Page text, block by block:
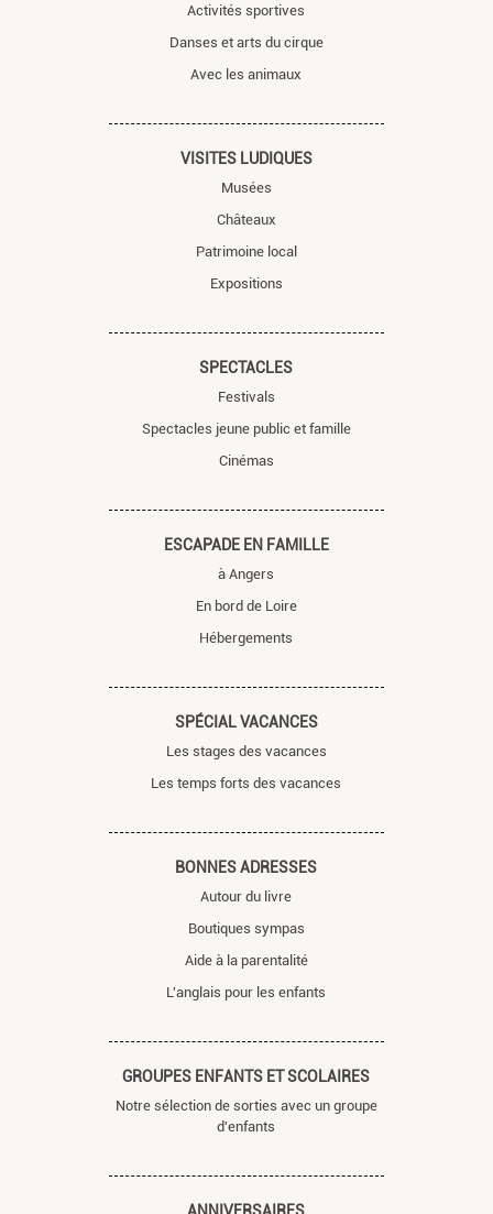
Activités sportives
Danses et arts du cirque
Avec les animaux
VISITES LUDIQUES
Musées
Châteaux
Patrimoine local
Expositions
SPECTACLES
Festivals
Spectacles jeune public et famille
Cinémas
ESCAPADE EN FAMILLE
à Angers
En bord de Loire
Hébergements
SPÉCIAL VACANCES
Les stages des vacances
Les temps forts des vacances
BONNES ADRESSES
Autour du livre
Boutiques sympas
Aide à la parentalité
L'anglais pour les enfants
GROUPES ENFANTS ET SCOLAIRES
Notre sélection de sorties avec un groupe
d'enfants